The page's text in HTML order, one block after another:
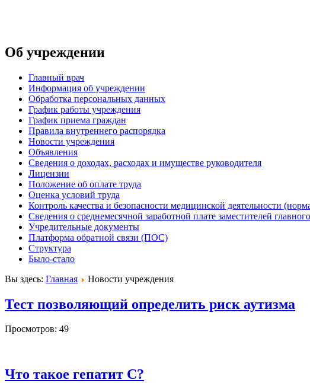
Об учреждении
Главный врач
Информация об учреждении
Обработка персональных данных
График работы учреждения
График приема граждан
Правила внутреннего распорядка
Новости учреждения
Объявления
Сведения о доходах, расходах и имуществе руководителя
Лицензии
Положение об оплате труда
Оценка условий труда
Контроль качества и безопасности медицинской деятельности
Сведения о среднемесячной заработной плате заместителей
Учредительные документы
Платформа обратной связи (ПОС)
Структура
Было-стало
Вы здесь: Главная Новости учреждения
Тест позволяющий определить риск аутизма
Просмотров: 49
Что такое гепатит С?